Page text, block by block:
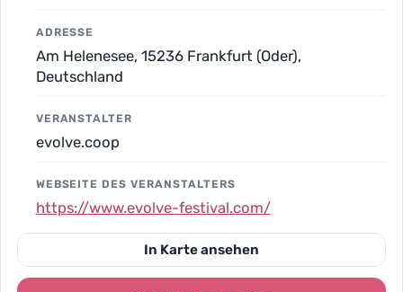
ADRESSE
Am Helenesee, 15236 Frankfurt (Oder),
Deutschland
VERANSTALTER
evolve.coop
WEBSEITE DES VERANSTALTERS
https://www.evolve-festival.com/
In Karte ansehen